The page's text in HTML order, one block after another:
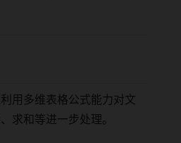
用多维表格公式能力对文
求和等进一步处理。